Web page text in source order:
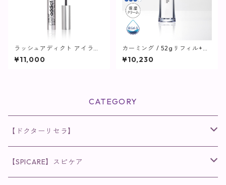
ラッシュアディクト アイラッ
シュ コンディショニング セラ
ム アドバンス / 5ml【まつ毛
¥11,000
カーミング / 52gリフィル+専
用ボトル【保湿クリーム】
¥10,230
CATEGORY
【ドクターリセラ】
◉AQUA VENUS
【SPICARE】スピケア